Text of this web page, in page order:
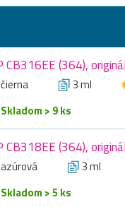
CB316EE (364),
čierna 3 ml
Skladom > 9 ks
CB318EE (364),
azúrová 3 ml
Skladom > 5 ks